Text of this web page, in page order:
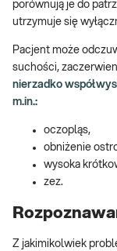
porównują je do
utrzymuje się
Pacjent może
suchości,
nierzadko
m.in.:
oczopląs,
obniżenie
wysoka
zez.
Z jakimikolwiek